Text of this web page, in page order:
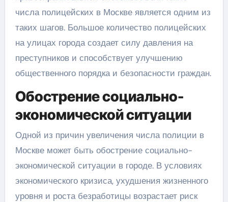
числа полицейских в Москве является одним из
таких шагов. Большое количество полицейских
на улицах города создает силу давления на
преступников и способствует улучшению
общественного порядка и безопасности граждан.
Обострение социально-
экономической ситуации
Одной из причин увеличения числа полиции в
Москве может быть обострение социально-
экономической ситуации в городе. В условиях
экономического кризиса, ухудшения жизненного
уровня и роста безработицы возрастает риск